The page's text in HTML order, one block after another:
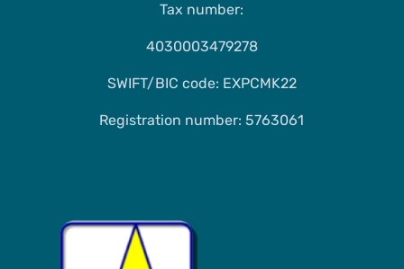
Tax number:
4030003479278
SWIFT/BIC code: EXPCMK22
Registration number: 5763061